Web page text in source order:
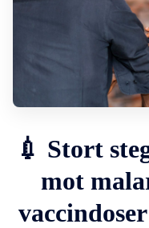
💉 Stort
mot